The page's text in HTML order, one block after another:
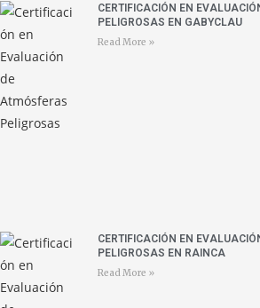
CERTIFICACIÓN EN
PELIGROSAS EN GABYCLAU
Read More »
CERTIFICACIÓN EN
PELIGROSAS EN RAINCA
Read More »